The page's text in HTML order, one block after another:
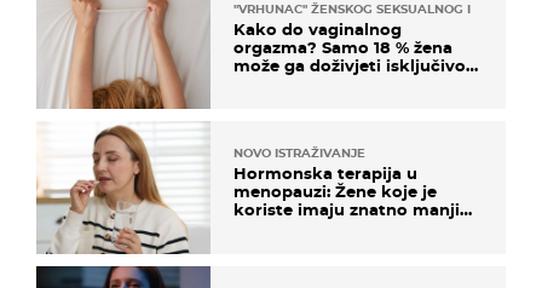
"VRHUNAC" ŽENSKOG SEKSUALNOG ISKUSTVA
Kako do vaginalnog
orgazma? Samo 18 % žena
može ga doživjeti isključivo
NOVO ISTRAŽIVANJE
Hormonska terapija u
menopauzi: Žene koje je
koriste imaju znatno manji